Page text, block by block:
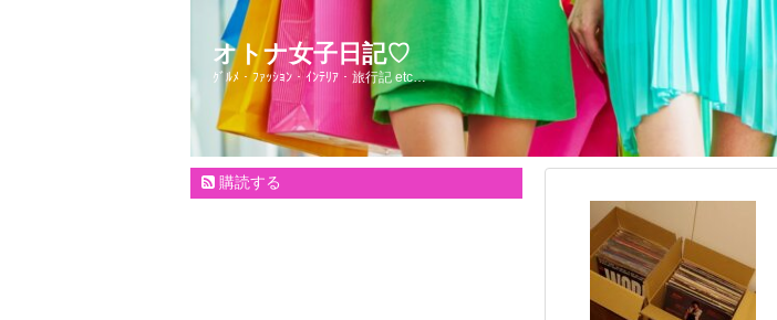
オトナ女子日記♡
ｸﾞﾙﾒ・ﾌｧｯｼｮﾝ・ｲﾝﾃﾘｱ・旅行記 etc…
購読する